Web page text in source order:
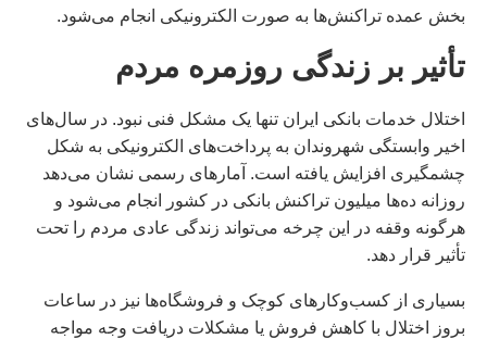
بخش عمده تراکنش‌ها به صورت الکترونیکی انجام می‌شود.
تأثیر بر زندگی روزمره مردم
اختلال خدمات بانکی ایران تنها یک مشکل فنی نبود. در سال‌های
اخیر وابستگی شهروندان به پرداخت‌های الکترونیکی به شکل
چشمگیری افزایش یافته است. آمارهای رسمی نشان می‌دهد
روزانه ده‌ها میلیون تراکنش بانکی در کشور انجام می‌شود و
هرگونه وقفه در این چرخه می‌تواند زندگی عادی مردم را تحت
تأثیر قرار دهد.
بسیاری از کسب‌وکارهای کوچک و فروشگاه‌ها نیز در ساعات
بروز اختلال با کاهش فروش یا مشکلات دریافت وجه مواجه